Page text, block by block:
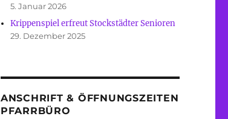
5. Januar 2026
Krippenspiel erfreut Stockstädter Senioren
29. Dezember 2025
ANSCHRIFT & ÖFFNUNGSZEITEN
PFARRBÜRO